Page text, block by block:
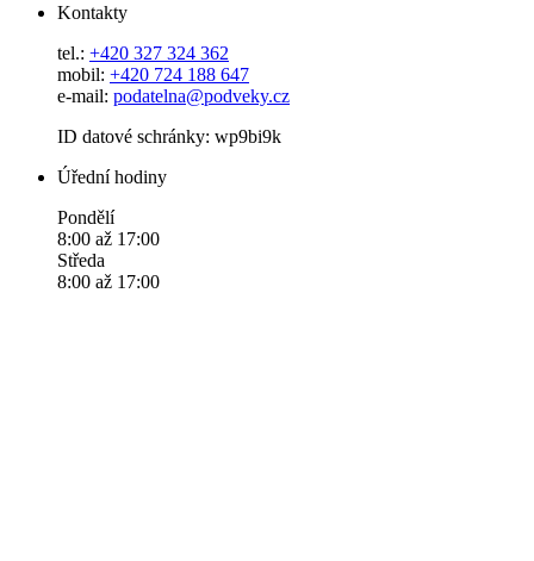
Kontakty
tel.: +420 327 324 362
mobil: +420 724 188 647
e-mail: podatelna@podveky.cz
ID datové schránky: wp9bi9k
Úřední hodiny
Pondělí
8:00 až 17:00
Středa
8:00 až 17:00